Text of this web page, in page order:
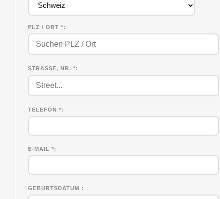
PLZ / ORT *
STRASSE, NR. *
TELEFON *
E-MAIL *
GEBURTSDATUM